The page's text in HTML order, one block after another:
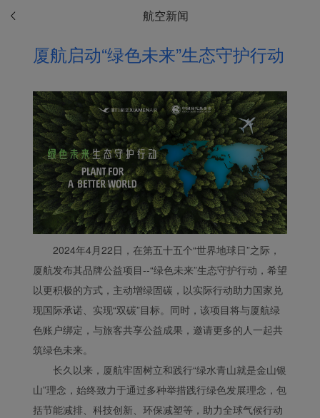
航空新闻
厦航启动“绿色未来”生态守护行动
2024年4月22日，在第五十五个“世界地球日”之际，
厦航发布其品牌公益项目--“绿色未来”生态守护行动，希望
以更积极的方式，主动增绿固碳，以实际行动助力国家兑
现国际承诺、实现“双碳”目标。同时，该项目将与厦航绿
色账户绑定，与旅客共享公益成果，邀请更多的人一起共
筑绿色未来。
长久以来，厦航牢固树立和践行“绿水青山就是金山银
山”理念，始终致力于通过多种举措践行绿色发展理念，包
括节能减排、科技创新、环保减塑等，助力全球气候行动
Xiamenair.com使用功能
型和分析型Cookie 来确
保我们的网站正常运行，